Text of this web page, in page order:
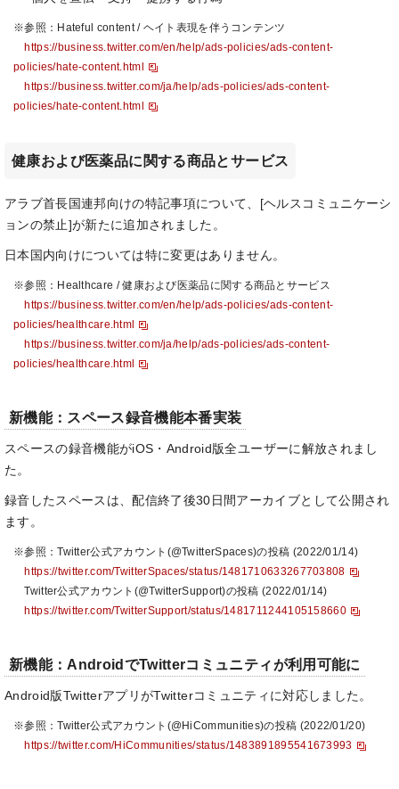
※参照：Hateful content / ヘイト表現を伴うコンテンツ
https://business.twitter.com/en/help/ads-policies/ads-content-
policies/hate-content.html
https://business.twitter.com/ja/help/ads-policies/ads-content-
policies/hate-content.html
健康および医薬品に関する商品とサービス
アラブ首長国連邦向けの特記事項について、[ヘルスコミュニケーシ
ョンの禁止]が新たに追加されました。
日本国内向けについては特に変更はありません。
※参照：Healthcare / 健康および医薬品に関する商品とサービス
https://business.twitter.com/en/help/ads-policies/ads-content-
policies/healthcare.html
https://business.twitter.com/ja/help/ads-policies/ads-content-
policies/healthcare.html
新機能：スペース録音機能本番実装
スペースの録音機能がiOS・Android版全ユーザーに解放されまし
た。
録音したスペースは、配信終了後30日間アーカイブとして公開され
ます。
※参照：Twitter公式アカウント(@TwitterSpaces)の投稿 (2022/01/14)
https://twitter.com/TwitterSpaces/status/1481710633267703808
Twitter公式アカウント(@TwitterSupport)の投稿 (2022/01/14)
https://twitter.com/TwitterSupport/status/1481711244105158660
新機能：AndroidでTwitterコミュニティが利用可能に
Android版TwitterアプリがTwitterコミュニティに対応しました。
※参照：Twitter公式アカウント(@HiCommunities)の投稿 (2022/01/20)
https://twitter.com/HiCommunities/status/1483891895541673993